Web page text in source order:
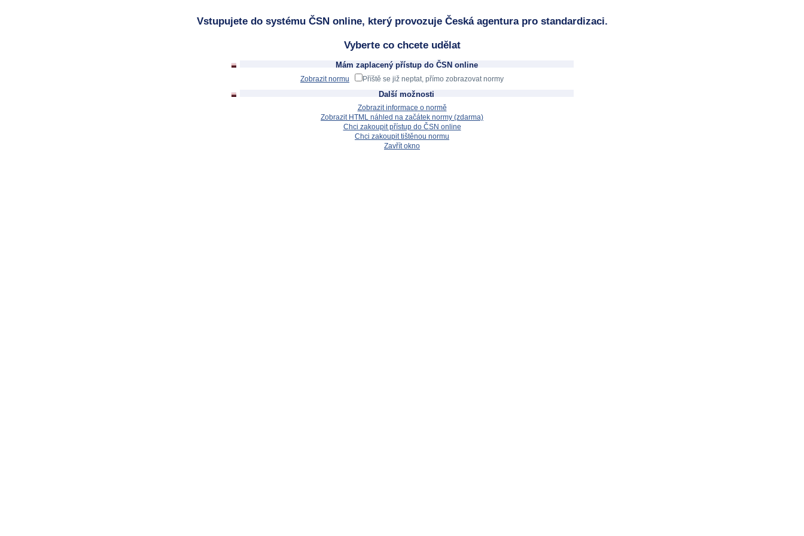
Vstupujete do systému ČSN online, který provozuje Česká agentura pro standardizaci.
Vyberte co chcete udělat
Mám zaplacený přístup do ČSN online
Zobrazit normu Příště se již neptat, přímo zobrazovat normy
Další možnosti
Zobrazit informace o normě
Zobrazit HTML náhled na začátek normy (zdarma)
Chci zakoupit přístup do ČSN online
Chci zakoupit tištěnou normu
Zavřít okno